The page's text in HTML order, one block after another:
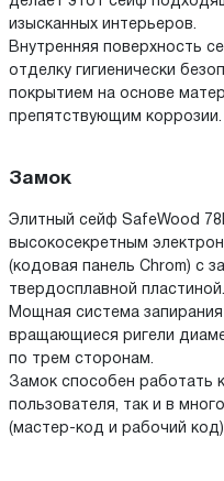
изысканных интерьеров.
Внутренняя поверхность
отделку гигиенически
покрытием на основе
препятствующим коррозии.
Замок
Элитный сейф SafeWood
высокосекретным
(кодовая панель Chrom) с
твердосплавной пластиной.
Мощная система
вращающиеся ригели
по трем сторонам.
Замок способен работать
пользователя, так и в
(мастер-код и рабочий